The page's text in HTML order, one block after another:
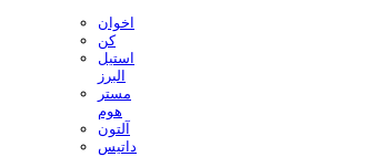
اخوان
کن
استیل
البرز
مستر
هوم
آلتون
داتیس